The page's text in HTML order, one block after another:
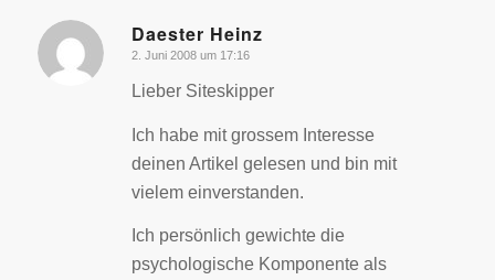
Daester Heinz
sagte:
2. Juni 2008 um 17:16
Lieber Siteskipper
Ich habe mit grossem Interesse
deinen Artikel gelesen und bin mit
vielem einverstanden.
Ich persönlich gewichte die
psychologische Komponente als